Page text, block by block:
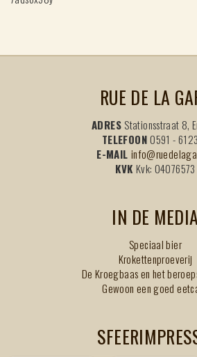
RUE DE LA
ADRES Stationsstraat 8,
TELEFOON0591 -
E-MAIL
KVK Kvk: 04076573
IN DE
Speciaal bier
Krokettenproeverij
De Kroegbaas en het
Gewoon een goed